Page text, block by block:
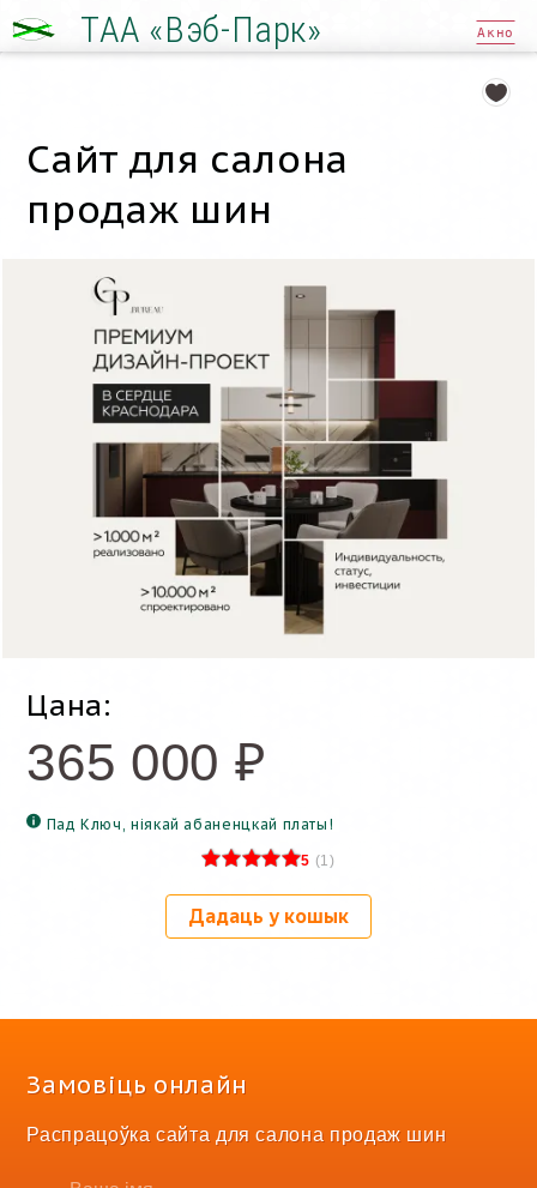
ТАА «Вэб-Парк» Акно
Замовіць онлайн
Распрацоўка сайта для салона продаж шин
Сайт для салона
продаж шин
Цана:
365 000 ₽
Пад Ключ, ніякай абаненцкай платы!
5 (1)
Дадаць у кошык